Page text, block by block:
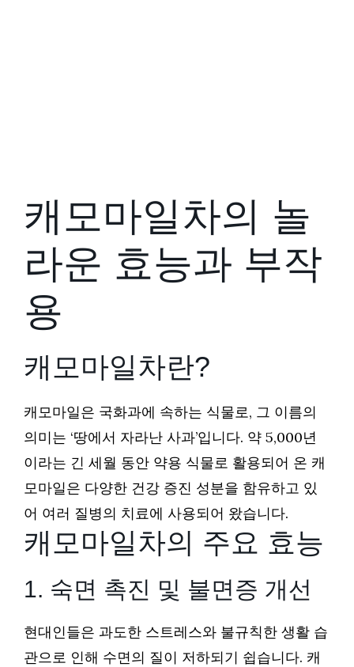
캐모마일차의 놀
라운 효능과 부작
용
캐모마일차란?
캐모마일은 국화과에 속하는 식물로, 그 이름의
의미는 ‘땅에서 자라난 사과’입니다. 약 5,000년
이라는 긴 세월 동안 약용 식물로 활용되어 온 캐
모마일은 다양한 건강 증진 성분을 함유하고 있
어 여러 질병의 치료에 사용되어 왔습니다.
캐모마일차의 주요 효능
1. 숙면 촉진 및 불면증 개선
현대인들은 과도한 스트레스와 불규칙한 생활 습
관으로 인해 수면의 질이 저하되기 쉽습니다. 캐